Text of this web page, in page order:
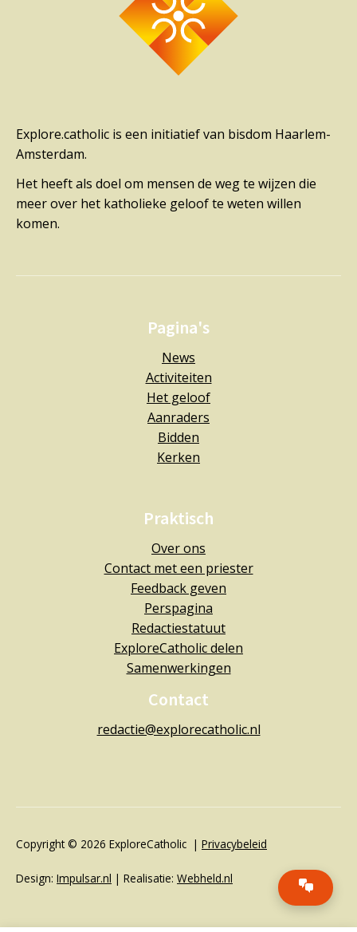
Explore.catholic is een initiatief van bisdom Haarlem-
Amsterdam.
Het heeft als doel om mensen de weg te wijzen die
meer over het katholieke geloof te weten willen
komen.
Pagina's
News
Activiteiten
Het geloof
Aanraders
Bidden
Kerken
Praktisch
Over ons
Contact met een priester
Feedback geven
Perspagina
Redactiestatuut
ExploreCatholic delen
Samenwerkingen
Contact
redactie@explorecatholic.nl
Copyright © 2026 ExploreCatholic | Privacybeleid
Design: Impulsar.nl | Realisatie: Webheld.nl